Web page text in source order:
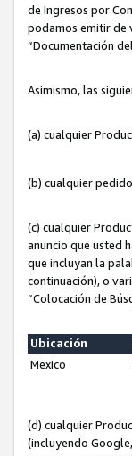
de Ingresos por
podamos emitir de
“Documentación
Asimismo, las
(a) cualquier
(b) cualquier
(c) cualquier
anuncio que usted
que incluyan la
continuación), o
“Colocación de
Ubicación
Mexico
(d) cualquier
(incluyendo